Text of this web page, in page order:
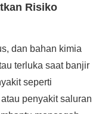
Risiko
dan bahan kimia
terluka saat banjir
seperti
penyakit saluran